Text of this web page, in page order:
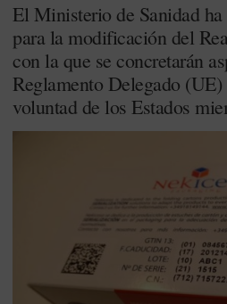
El Ministerio de Sanidad
para la modificación del
con la que se concretarán
Reglamento Delegado
voluntad de los Estados